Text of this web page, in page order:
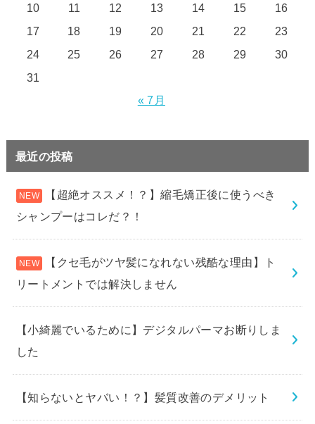
10
11 12 13 14 15
16
17
18 19 20 21 22
23
24
25 26 27 28 29
30
31
« 7月
最近の投稿
【超絶オススメ！？】縮毛矯正後に使うべき
シャンプーはコレだ？！
【クセ毛がツヤ髪になれない残酷な理由】ト
リートメントでは解決しません
【小綺麗でいるために】デジタルパーマお断りしま
した
【知らないとヤバい！？】髪質改善のデメリット